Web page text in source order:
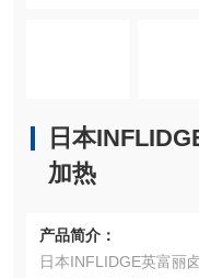
日本
加热
产品简介：
日本INFLIDGE英富丽